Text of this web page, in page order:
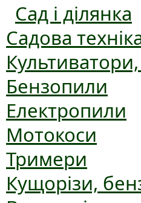
Сад і ділянка
Садова
Бензопили
Електропили
Мотокоси
Тримери
Кущорізи,